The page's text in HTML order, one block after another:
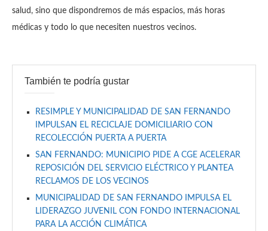
salud, sino que dispondremos de más espacios, más horas
médicas y todo lo que necesiten nuestros vecinos.
También te podría gustar
RESIMPLE Y MUNICIPALIDAD DE SAN FERNANDO
IMPULSAN EL RECICLAJE DOMICILIARIO CON
RECOLECCIÓN PUERTA A PUERTA
SAN FERNANDO: MUNICIPIO PIDE A CGE ACELERAR
REPOSICIÓN DEL SERVICIO ELÉCTRICO Y PLANTEA
RECLAMOS DE LOS VECINOS
MUNICIPALIDAD DE SAN FERNANDO IMPULSA EL
LIDERAZGO JUVENIL CON FONDO INTERNACIONAL
PARA LA ACCIÓN CLIMÁTICA